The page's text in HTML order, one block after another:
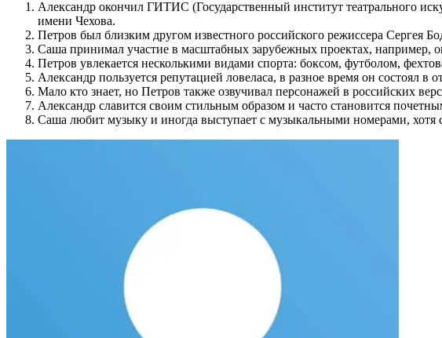
Александр окончил ГИТИС (Государственный институт театрального
имени Чехова.
Петров был близким другом известного российского режиссера Сергея
Саша принимал участие в масштабных зарубежных проектах, например,
Петров увлекается несколькими видами спорта: боксом, футболом,
Александр пользуется репутацией ловеласа, в разное время он
Мало кто знает, но Петров также озвучивал персонажей в российских
Александр славится своим стильным образом и часто становится
Саша любит музыку и иногда выступает с музыкальными номерами, хотя